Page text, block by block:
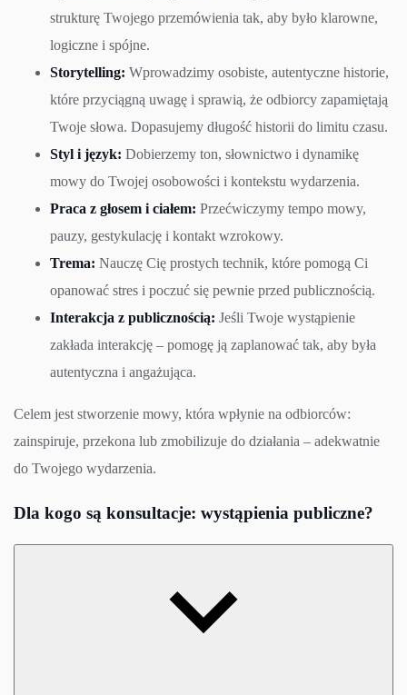
strukturę Twojego przemówienia tak, aby było klarowne,
logiczne i spójne.
Storytelling: Wprowadzimy osobiste, autentyczne historie,
które przyciągną uwagę i sprawią, że odbiorcy zapamiętają
Twoje słowa. Dopasujemy długość historii do limitu czasu.
Styl i język: Dobierzemy ton, słownictwo i dynamikę
mowy do Twojej osobowości i kontekstu wydarzenia.
Praca z głosem i ciałem: Przećwiczymy tempo mowy,
pauzy, gestykulację i kontakt wzrokowy.
Trema: Nauczę Cię prostych technik, które pomogą Ci
opanować stres i poczuć się pewnie przed publicznością.
Interakcja z publicznością: Jeśli Twoje wystąpienie
zakłada interakcję – pomogę ją zaplanować tak, aby była
autentyczna i angażująca.
Celem jest stworzenie mowy, która wpłynie na odbiorców:
zainspiruje, przekona lub zmobilizuje do działania – adekwatnie
do Twojego wydarzenia.
Dla kogo są konsultacje: wystąpienia publiczne?